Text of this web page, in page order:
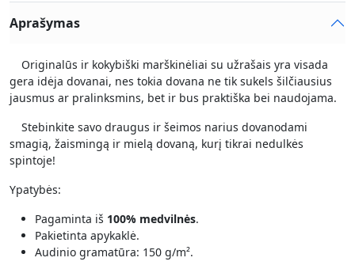
Aprašymas
Originalūs ir kokybiški marškinėliai su užrašais yra visada
gera idėja dovanai, nes tokia dovana ne tik sukels šilčiausius
jausmus ar pralinksmins, bet ir bus praktiška bei naudojama.
Stebinkite savo draugus ir šeimos narius dovanodami
smagią, žaismingą ir mielą dovaną, kurį tikrai nedulkės
spintoje!
Ypatybės:
Pagaminta iš 100% medvilnės.
Pakietinta apykaklė.
Audinio gramatūra: 150 g/m².